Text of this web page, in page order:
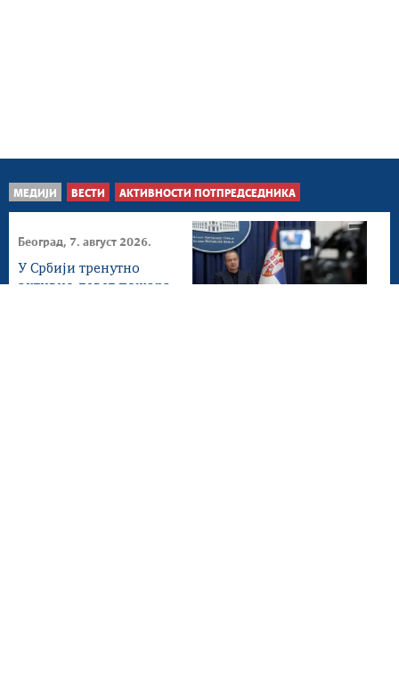
МЕДИЈИ ВЕСТИ АКТИВНОСТИ ПОТПРЕДСЕДНИКА
Београд, 7. август 2026.
У Србији тренутно
активно девет пожара